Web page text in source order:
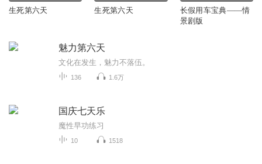
生死第六天 生死第六天
长假用车宝典——情
景剧版
魅力第六天
文化在发生，魅力不落伍。
136 1.6万
国庆七天乐
魔性早功练习
10 1518